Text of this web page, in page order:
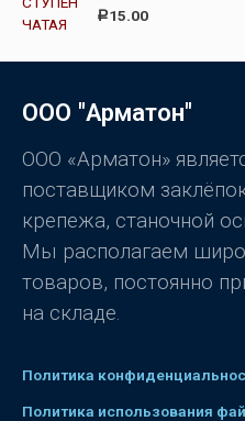
0
и
О
и
з
Р15.00
ООО "Арматон"
ООО «Арматон»
поставщиком
крепежа, станочной
Мы располагаем
товаров, постоянно
на складе.
Политика
Политика использования